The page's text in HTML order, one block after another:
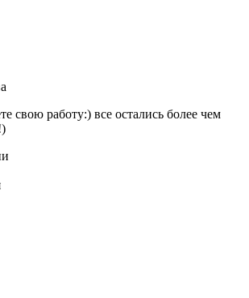
свою работу:) все остались более чем